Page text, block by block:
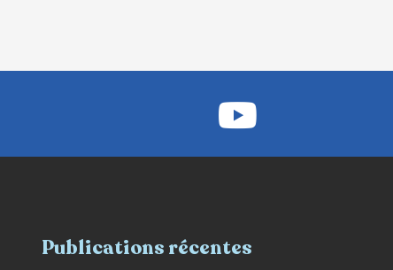
Publications récentes